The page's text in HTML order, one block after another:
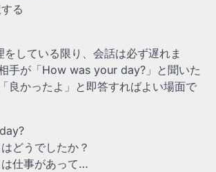
る
をしている限り、会話は必ず遅れま
手が「How was your day?」と聞いた
良かったよ」と即答すればよい場面で
どうでしたか？
仕事があって…